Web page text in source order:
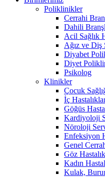
Poliklinikler
Cerrahi
Dahili
Acil Sağlık
Ağız ve Diş
Diyabet
Diyet
Psikolog
Klinikler
Çocuk
İç
Göğüs
Kardiyoloji
Nöroloji
Enfeksiyon
Genel
Göz
Kadın
Kulak,